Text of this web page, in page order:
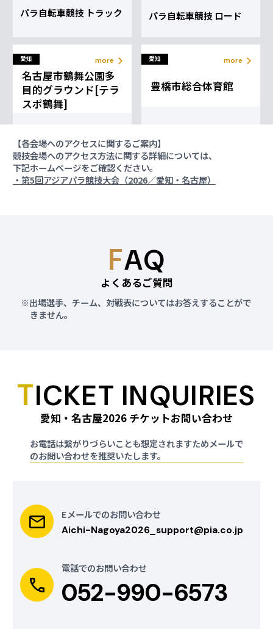
パラ自転車競技 トラック パラ自転車競技 ロード
愛知
名古屋市鶴舞公園多
目的グラウンド[テラ
スポ鶴舞]
more 愛知
豊橋市総合体育館
more
愛知 more 愛知
パラパワーリフティング
more more
名古屋市総合体育館
[レインボープール]
more 愛知
スカイホール豊田
more
愛知
育館
more 愛知 more
【各会場へのアクセスに関するご案内】
競技会場へのアクセス方法に関する詳細については、
下記ホームページをご確認ください。
・第5回アジアパラ競技大会（2026／愛知・名古屋）
FAQ
よくあるご質問
出場選手、チーム、対戦表についてはお答えすることがで
きません。
TICKET INQUIRIES
愛知・名古屋2026 チケットお問い合わせ
お電話は繋がりづらいことも想定されますためメールで
のお問い合わせを推奨いたします。
Eメールでのお問い合わせ
Aichi-Nagoya2026_support@pia.co.jp
電話でのお問い合わせ
052-990-6573